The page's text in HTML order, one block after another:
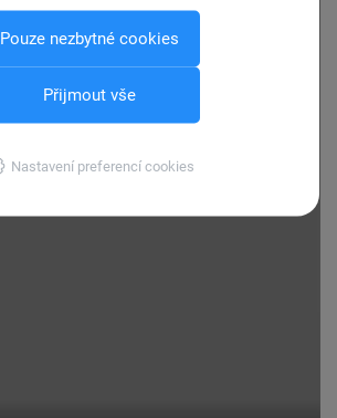
Pouze nezbytné cookies
Přijmout vše
Nastavení preferencí cookies